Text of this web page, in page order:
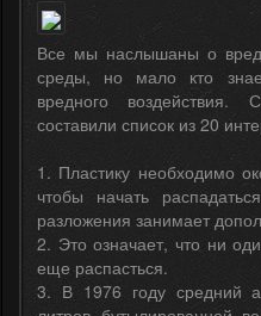
Все мы наслышаны о
среды, но мало кто
вредного
составили список из 20
1. Пластику необходимо
чтобы начать
разложения занимает
2. Это означает, что ни
еще распасться.
3. В 1976 году средний